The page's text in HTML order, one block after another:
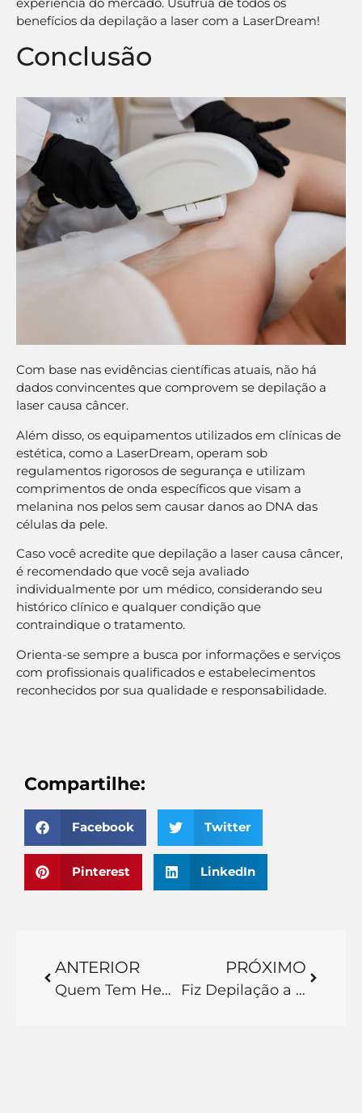
benefícios da depilação a laser com a LaserDream!
Conclusão
Com base nas evidências científicas atuais, não há
dados convincentes que comprovem se depilação a
laser causa câncer.
Além disso, os equipamentos utilizados em clínicas de
estética, como a LaserDream, operam sob
regulamentos rigorosos de segurança e utilizam
comprimentos de onda específicos que visam a
melanina nos pelos sem causar danos ao DNA das
células da pele.
Caso você acredite que depilação a laser causa câncer,
é recomendado que você seja avaliado
individualmente por um médico, considerando seu
histórico clínico e qualquer condição que
contraindique o tratamento.
Orienta-se sempre a busca por informações e serviços
com profissionais qualificados e estabelecimentos
reconhecidos por sua qualidade e responsabilidade.
Compartilhe:
Facebook Twitter
Pinterest LinkedIn
ANTERIOR
Quem Tem Hemorroida Pode Fazer Depilação a Laser? Entenda!
PRÓXIMO
Fiz Depilação a Laser e os Pelos Voltam: Entenda o Crescimento